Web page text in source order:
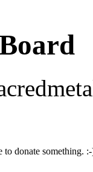
donate something.